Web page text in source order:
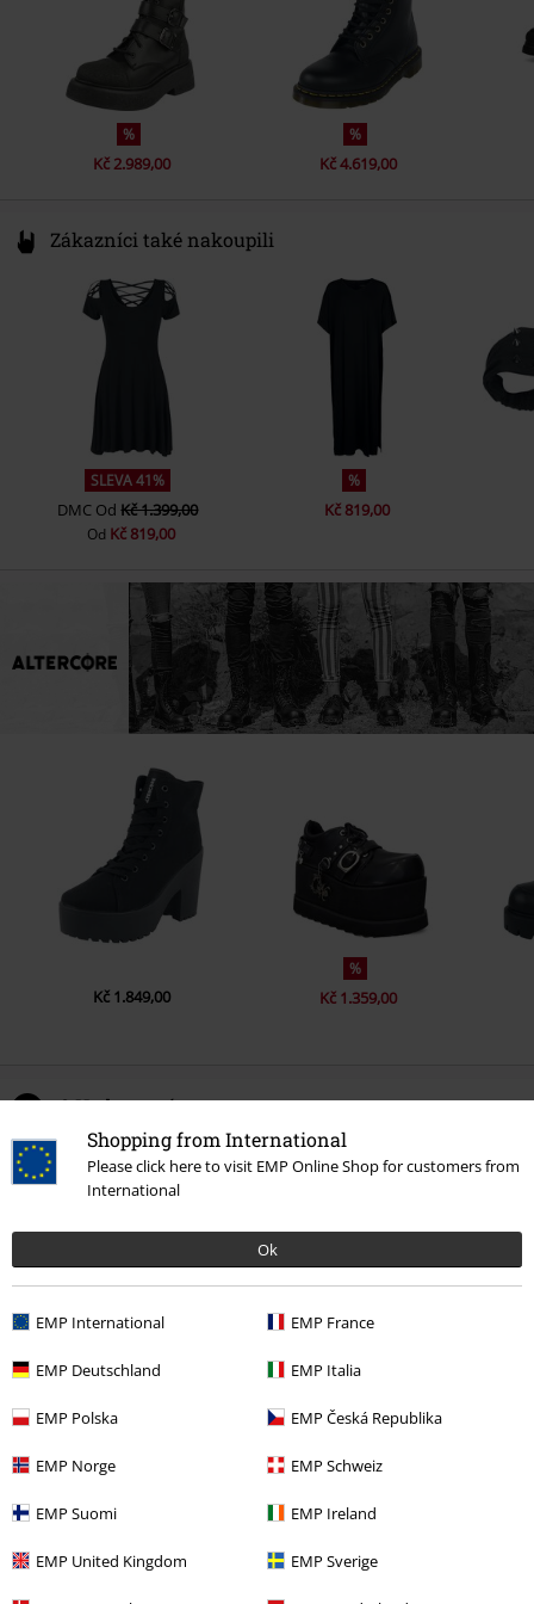
Shopping from International
Please click here to visit EMP Online Shop for customers from
International
Ok
EMP International EMP France
EMP Deutschland EMP Italia
EMP Polska EMP Česká Republika
EMP Norge EMP Schweiz
EMP Suomi EMP Ireland
EMP United Kingdom EMP Sverige
%
Kč 2.989,00
%
Kč 4.619,00
Zákazníci také nakoupili
SLEVA 41%
DMC OdKč 1.399,00
Od Kč 819,00
%
Kč 819,00
Kč 1.849,00
%
Kč 1.359,00
0 Hodnocení
Podělte se o váš názor "Ivy Vegan".
Naposledy navštívené